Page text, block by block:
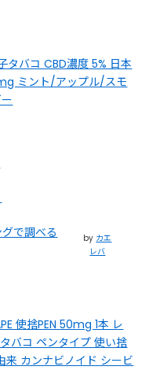
タバコ CBD濃度 5% 日本
ミント/アップル/スモ
で調べる by カエ
レバ
使捨PEN 50mg 1本 レ
バコ ペンタイプ 使い捨
来 カンナビノイド シービ